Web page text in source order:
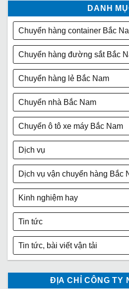
DANH
Chuyển hàng container Bắc
Chuyển hàng đường sắt Bắc
Chuyển hàng lẻ Bắc Nam
Chuyển nhà Bắc Nam
Chuyển ô tô xe máy Bắc Nam
Dịch vụ
Dịch vụ vận chuyển hàng Bắc
Kinh nghiệm hay
Tin tức
Tin tức, bài viết vận tải
ĐỊA CHỈ CÔNG TY